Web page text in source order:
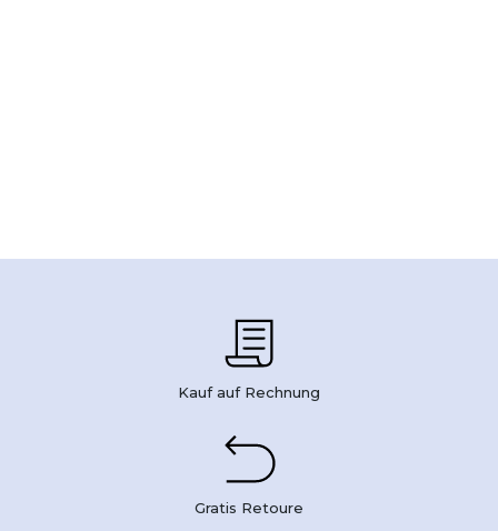
Kauf auf Rechnung
Gratis Retoure